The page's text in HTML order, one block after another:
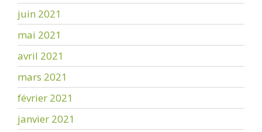
juin 2021
mai 2021
avril 2021
mars 2021
février 2021
janvier 2021